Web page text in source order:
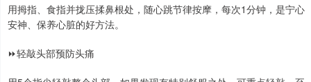
用拇指、食指并拢压揉鼻根处，随心跳节律按摩，每次1分钟，是宁心
安神、保养心脏的好方法。
⏩轻敲头部预防头痛